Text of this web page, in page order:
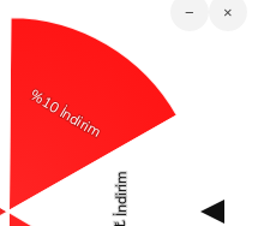
- Tüm Hakları Saklıdır.
− ×